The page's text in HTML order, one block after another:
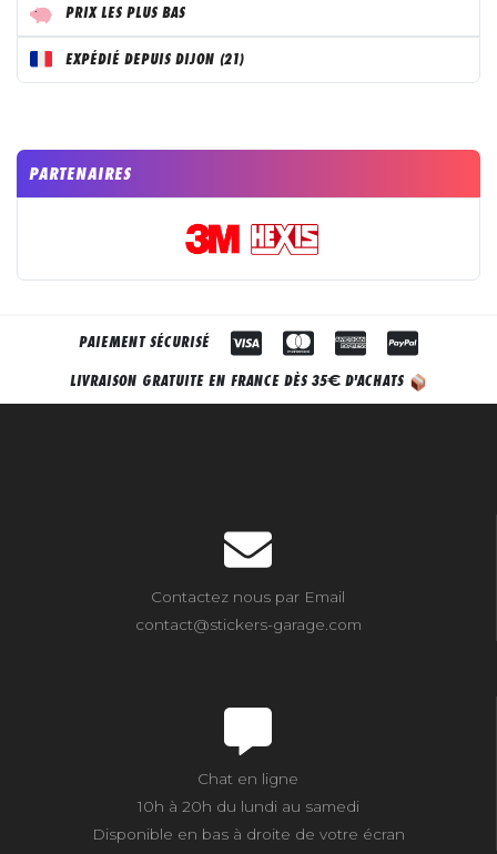
PRIX LES PLUS BAS
EXPÉDIÉ DEPUIS DIJON (21)
PARTENAIRES
PAIEMENT SÉCURISÉ
LIVRAISON GRATUITE EN FRANCE DÈS 35€ D'ACHATS
Contactez nous par Email
contact@stickers-garage.com
Chat en ligne
10h à 20h du lundi au samedi
Disponible en bas à droite de votre écran